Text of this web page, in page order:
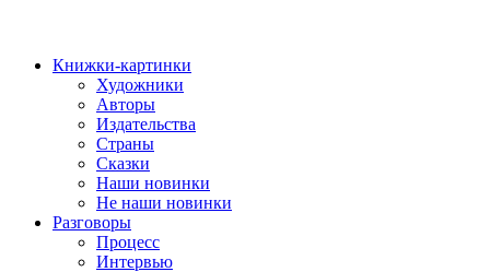
Книжки-картинки
Художники
Авторы
Издательства
Страны
Сказки
Наши новинки
Не наши новинки
Разговоры
Процесс
Интервью